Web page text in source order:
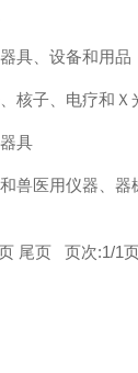
具、设备和用品
核子、电疗和Ｘ
具
兽医用仪器、
尾页 页次:1/1